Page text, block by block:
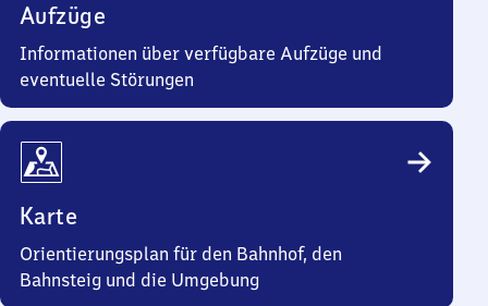
Aufzüge
Informationen über verfügbare Aufzüge und
eventuelle Störungen
Karte
Orientierungsplan für den Bahnhof, den
Bahnsteig und die Umgebung